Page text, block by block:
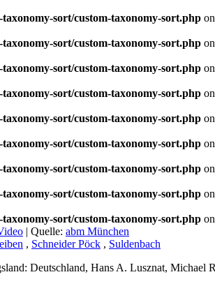
sort/custom-taxonomy-sort.php
sort/custom-taxonomy-sort.php
sort/custom-taxonomy-sort.php
sort/custom-taxonomy-sort.php
sort/custom-taxonomy-sort.php
sort/custom-taxonomy-sort.php
sort/custom-taxonomy-sort.php
sort/custom-taxonomy-sort.php
sort/custom-taxonomy-sort.php
| Quelle: abm München
, Schneider Pöck , Suldenbach
Deutschland, Hans A. Lusznat, Michael